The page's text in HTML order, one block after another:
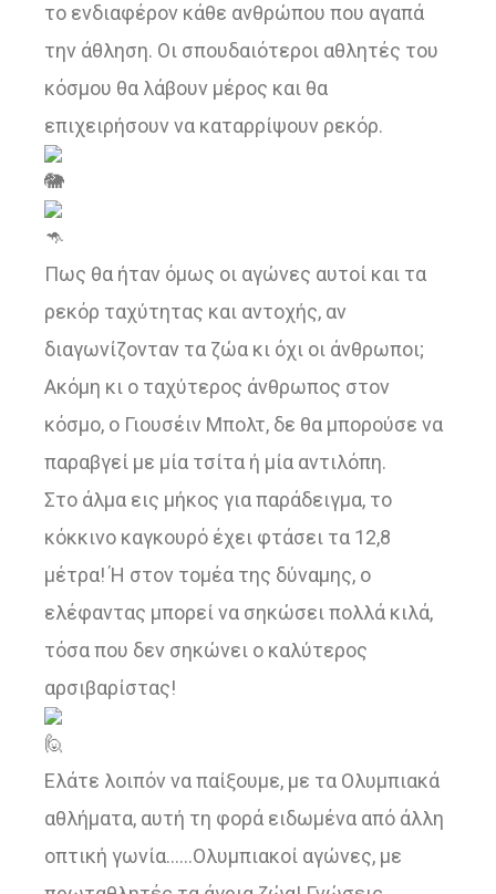
το ενδιαφέρον κάθε ανθρώπου που αγαπά
την άθληση. Οι σπουδαιότεροι αθλητές του
κόσμου θα λάβουν μέρος και θα
επιχειρήσουν να καταρρίψουν ρεκόρ.
Πως θα ήταν όμως οι αγώνες αυτοί και τα
ρεκόρ ταχύτητας και αντοχής, αν
διαγωνίζονταν τα ζώα κι όχι οι άνθρωποι;
Ακόμη κι ο ταχύτερος άνθρωπος στον
κόσμο, ο Γιουσέιν Μπολτ, δε θα μπορούσε να
παραβγεί με μία τσίτα ή μία αντιλόπη.
Στο άλμα εις μήκος για παράδειγμα, το
κόκκινο καγκουρό έχει φτάσει τα 12,8
μέτρα! Ή στον τομέα της δύναμης, ο
ελέφαντας μπορεί να σηκώσει πολλά κιλά,
τόσα που δεν σηκώνει ο καλύτερος
αρσιβαρίστας!
Ελάτε λοιπόν να παίξουμε, με τα Ολυμπιακά
αθλήματα, αυτή τη φορά ειδωμένα από άλλη
οπτική γωνία……Ολυμπιακοί αγώνες, με